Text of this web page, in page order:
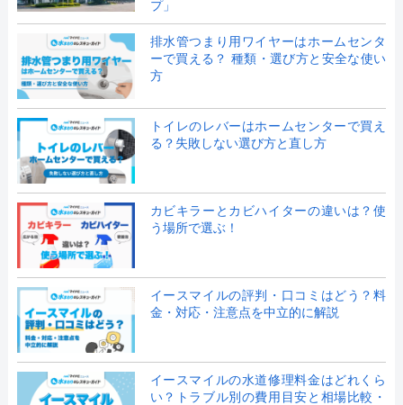
プ」
排水管つまり用ワイヤーはホームセンタ
ーで買える？ 種類・選び方と安全な使い
方
トイレのレバーはホームセンターで買え
る？失敗しない選び方と直し方
カビキラーとカビハイターの違いは？使
う場所で選ぶ！
イースマイルの評判・口コミはどう？料
金・対応・注意点を中立的に解説
イースマイルの水道修理料金はどれくら
い？トラブル別の費用目安と相場比較・